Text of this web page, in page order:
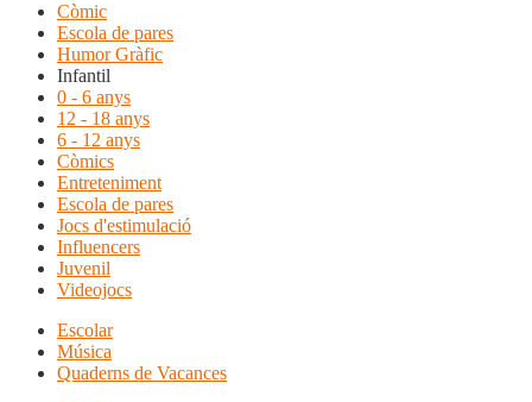
Còmic
Escola de pares
Humor Gràfic
Infantil
0 - 6 anys
12 - 18 anys
6 - 12 anys
Còmics
Entreteniment
Escola de pares
Jocs d'estimulació
Influencers
Juvenil
Videojocs
Escolar
Música
Quaderns de Vacances